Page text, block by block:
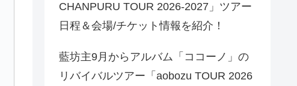
CHANPURU TOUR 2026-2027」ツアー
日程＆会場/チケット情報を紹介！
藍坊主9月からアルバム「ココーノ」の
リバイバルツアー「aobozu TOUR 2026